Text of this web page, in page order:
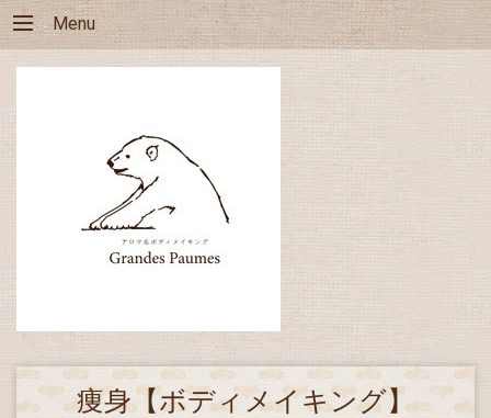
Menu
痩身【ボディメイキング】